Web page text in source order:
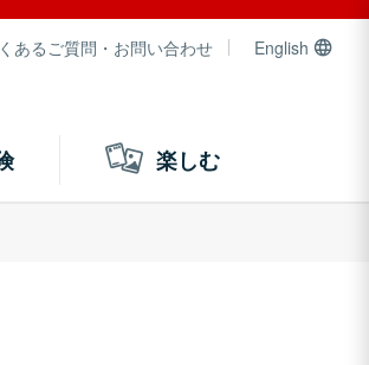
あるご質問・お問い合わせ English
楽しむ